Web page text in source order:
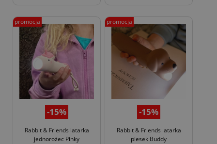
-15%
Rabbit & Friends latarka
jednorożec Pinky
promocja
-15%
Rabbit & Friends latarka
piesek Buddy
promocja